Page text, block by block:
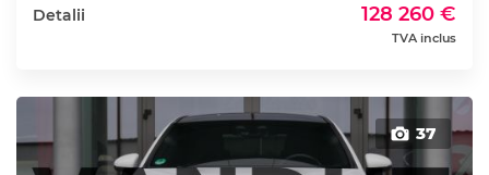
Detalii 128 260 €
TVA inclus
37